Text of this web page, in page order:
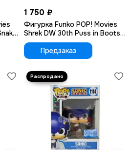
1 750 ₽
Фигурка Funko POP! Movies
Shrek DW 30th Puss in Boots
(1596)
Предзаказ